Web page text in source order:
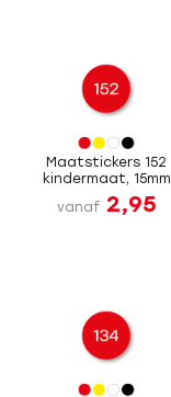
Maatstickers 152
kindermaat, 15mm
vanaf 2,95